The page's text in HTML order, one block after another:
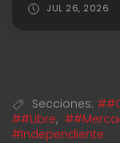
JUL 26, 2026
Secciones:
##Libre,
#Independiente